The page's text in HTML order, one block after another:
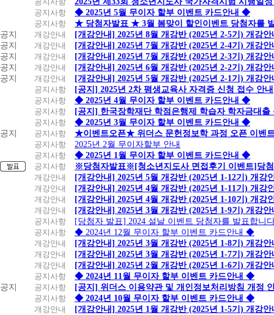
공지사항
◆ 2025년 5월 무이자 할부 이벤트 카드안내 ◆
공지사항
★ 당첨자발표 ★ 3월 봄맞이 할인이벤트 당첨자를
공지
개강안내
[개강안내] 2025년 8월 개강반 (2025년 2-5기) 개강안
공지
개강안내
[개강안내] 2025년 7월 개강반 (2025년 2-4기) 개강안
공지
개강안내
[개강안내] 2025년 7월 개강반 (2025년 2-3기) 개강안
공지
개강안내
[개강안내] 2025년 6월 개강반 (2025년 2-2기) 개강안
공지
개강안내
[개강안내] 2025년 5월 개강반 (2025년 2-1기) 개강안
공지사항
[공지] 2025년 2차 평생교육사 자격증 신청 접수 안내
공지사항
◆ 2025년 4월 무이자 할부 이벤트 카드안내 ◆
공지사항
[공지] 한국장학재단 학점은행제 학습자 학자금대출
공지사항
◆ 2025년 3월 무이자 할부 이벤트 카드안내 ◆
공지
공지사항
★이벤트오픈★ 위더스 문헌정보학 과정 오픈 이벤
공지사항
2025년 2월 무이자할부 안내
공지사항
◆ 2025년 1월 무이자 할부 이벤트 카드안내 ◆
공지사항
※당첨자발표※[청소년지도사 면접후기 이벤트]당
개강안내
[개강안내] 2025년 5월 개강반 (2025년 1-12기) 개강
개강안내
[개강안내] 2025년 4월 개강반 (2025년 1-11기) 개강
개강안내
[개강안내] 2025년 4월 개강반 (2025년 1-10기) 개강
개강안내
[개강안내] 2025년 3월 개강반 (2025년 1-9기) 개강안
공지사항
[당첨자 발표] 2024 설날 이벤트 당첨자를 발표합니
공지사항
◆ 2024년 12월 무이자 할부 이벤트 카드안내 ◆
개강안내
[개강안내] 2025년 3월 개강반 (2025년 1-8기) 개강안
개강안내
[개강안내] 2025년 3월 개강반 (2025년 1-7기) 개강안
개강안내
[개강안내] 2025년 2월 개강반 (2025년 1-6기) 개강안
공지사항
◆ 2024년 11월 무이자 할부 이벤트 카드안내 ◆
공지
공지사항
[공지] 위더스 이용약관 및 개인정보처리방침 개정
공지사항
◆ 2024년 10월 무이자 할부 이벤트 카드안내 ◆
개강안내
[개강안내] 2025년 1월 개강반 (2025년 1-5기) 개강안